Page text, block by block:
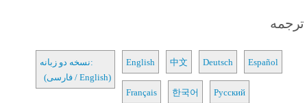
ترجمه
نسخه دو زبانه:
(فارسی / English)
English 中文 Deutsch Español
Français 한국어 Русский